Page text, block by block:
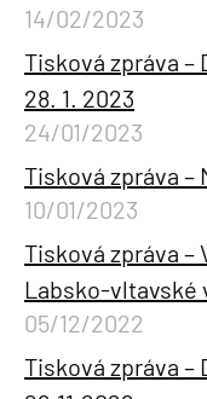
14/02/2023
Tisková zpráva –
28. 1. 2023
24/01/2023
Tisková zpráva –
10/01/2023
Tisková zpráva –
Labsko-vltavské
05/12/2022
Tisková zpráva –